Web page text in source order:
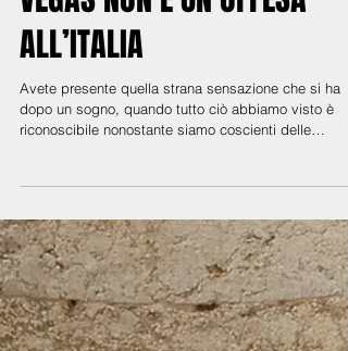
IL VENETIAN RESORT DI LAS
VEGAS NON È UN’OFFESA
ALL’ITALIA
Avete presente quella strana sensazione che si ha
dopo un sogno, quando tutto ciò abbiamo visto è
riconoscibile nonostante siamo coscienti delle
differenze? Quando un luogo o una persona ci sono